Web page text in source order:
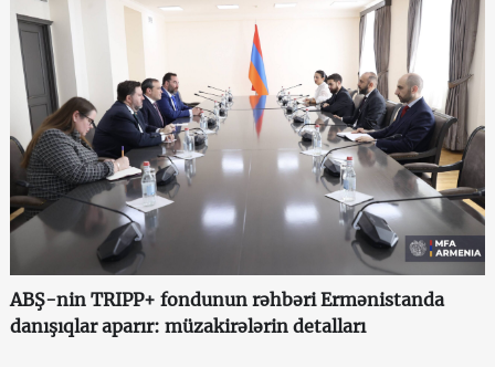
ABŞ-nin TRIPP+ fondunun rəhbəri Ermənistanda
danışıqlar aparır: müzakirələrin detalları